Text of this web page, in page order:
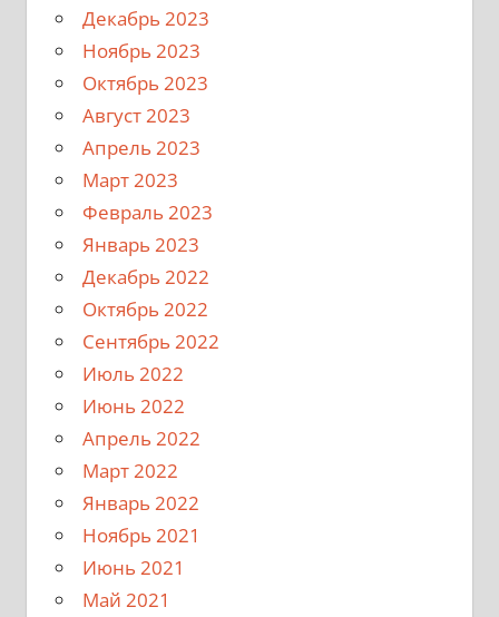
Декабрь 2023
Ноябрь 2023
Октябрь 2023
Август 2023
Апрель 2023
Март 2023
Февраль 2023
Январь 2023
Декабрь 2022
Октябрь 2022
Сентябрь 2022
Июль 2022
Июнь 2022
Апрель 2022
Март 2022
Январь 2022
Ноябрь 2021
Июнь 2021
Май 2021